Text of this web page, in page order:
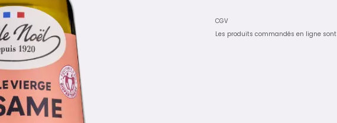
CGV
Les produits commandés en ligne sont